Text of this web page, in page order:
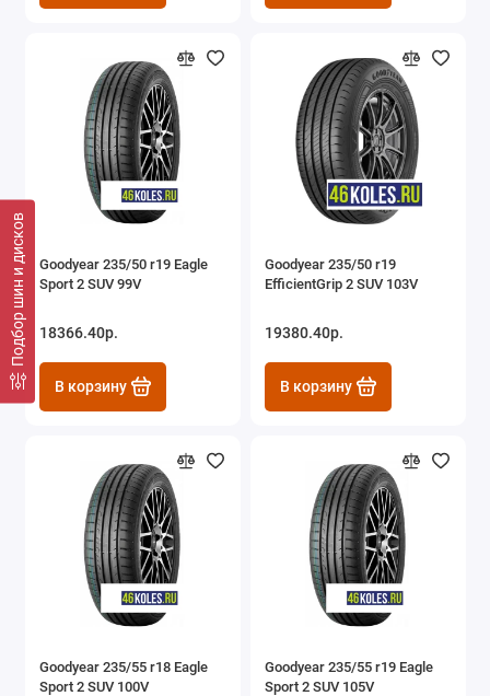
Подбор шин и дисков
Goodyear 235/50 r19 Eagle
Sport 2 SUV 99V
18366.40р.
В корзину
Goodyear 235/50 r19
EfficientGrip 2 SUV 103V
19380.40р.
В корзину
Goodyear 235/55 r18 Eagle
Sport 2 SUV 100V
Goodyear 235/55 r19 Eagle
Sport 2 SUV 105V